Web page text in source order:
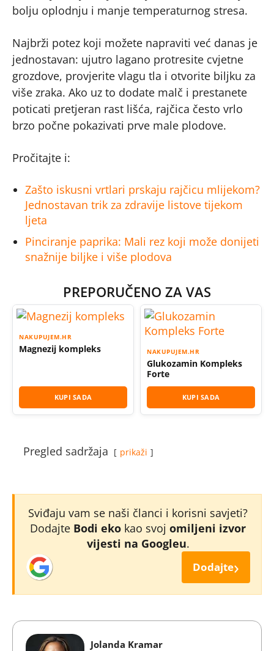
bolju oplodnju i manje temperaturnog stresa.
Najbrži potez koji možete napraviti već danas je
jednostavan: ujutro lagano protresite cvjetne
grozdove, provjerite vlagu tla i otvorite biljku za
više zraka. Ako uz to dodate malč i prestanete
poticati pretjeran rast lišća, rajčica često vrlo
brzo počne pokazivati prve male plodove.
Pročitajte i:
Zašto iskusni vrtlari prskaju rajčicu mlijekom?
Jednostavan trik za zdravije listove tijekom
ljeta
Pinciranje paprika: Mali rez koji može donijeti
snažnije biljke i više plodova
PREPORUČENO ZA VAS
NAKUPUJEM.HR
Magnezij kompleks
KUPI SADA
NAKUPUJEM.HR
Glukozamin Kompleks
Forte
KUPI SADA
Pregled sadržaja prikaži
Sviđaju vam se naši članci i korisni savjeti?
Dodajte Bodi eko kao svoj omiljeni izvor
vijesti na Googleu.
Dodajte›
Jolanda Kramar